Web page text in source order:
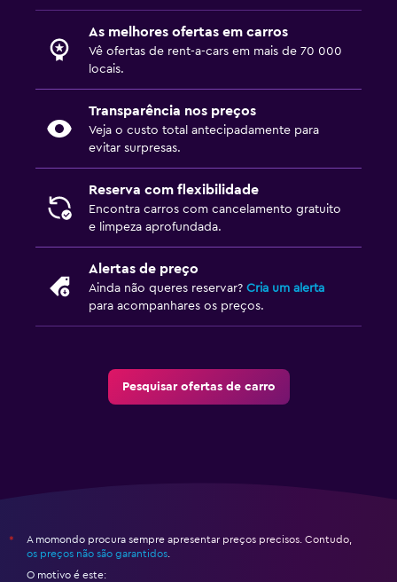
As melhores ofertas em carros
Vê ofertas de rent-a-cars em mais de 70 000
locais.
Transparência nos preços
Veja o custo total antecipadamente para
evitar surpresas.
Reserva com flexibilidade
Encontra carros com cancelamento gratuito
e limpeza aprofundada.
Alertas de preço
Ainda não queres reservar? Cria um alerta
para acompanhares os preços.
Pesquisar ofertas de carro
*
A momondo procura sempre apresentar preços precisos. Contudo,
os preços não são garantidos.
O motivo é este: